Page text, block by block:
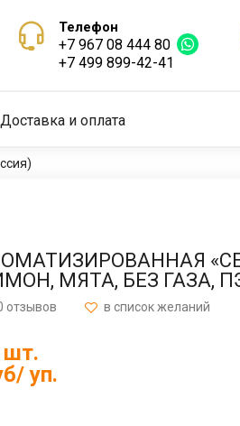
Телефон
+7 967 08 444 80
+7 499 899-42-41
Доставка и оплата
МЯТА, БЕЗ ГАЗА,
отзывов
шт.
уп.